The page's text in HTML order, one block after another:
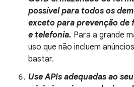
possível para todos os
exceto para prevenção de
e telefonia. Para a grande
uso que não incluem
bastar.
Use APIs adequadas ao